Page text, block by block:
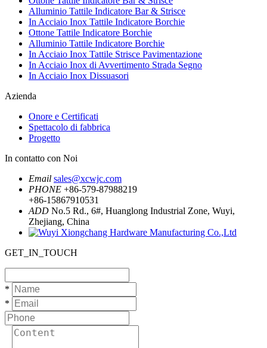
Alluminio Tattile Indicatore Bar & Strisce
In Acciaio Inox Tattile Indicatore Borchie
Ottone Tattile Indicatore Borchie
Alluminio Tattile Indicatore Borchie
In Acciaio Inox Tattile Strisce Pavimentazione
In Acciaio Inox di Avvertimento Strada Segno
In Acciaio Inox Dissuasori
Azienda
Onore e Certificati
Spettacolo di fabbrica
Progetto
In contatto con Noi
Email sales@xcwjc.com
PHONE +86-579-87988219
+86-15867910531
ADD No.5 Rd., 6#, Huanglong Industrial Zone, Wuyi,
Zhejiang, China
GET_IN_TOUCH
*
*